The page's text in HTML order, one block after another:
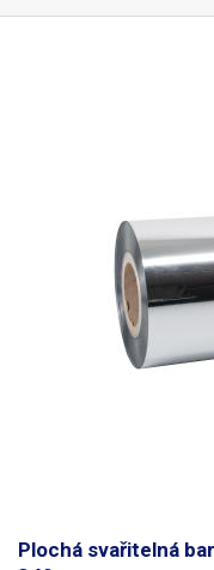
kopyta 230mm ale lze jí
Plochá svařitelná